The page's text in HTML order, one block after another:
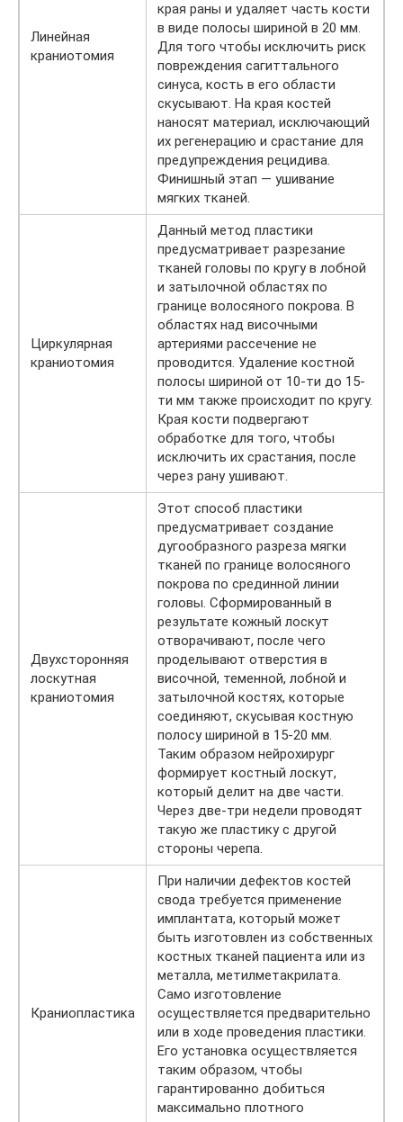
Линейная
краниотомия
края раны и удаляет часть кости
в виде полосы шириной в 20 мм.
Для того чтобы исключить риск
повреждения сагиттального
синуса, кость в его области
скусывают. На края костей
наносят материал, исключающий
их регенерацию и срастание для
предупреждения рецидива.
Финишный этап — ушивание
мягких тканей.
Циркулярная
краниотомия
Данный метод пластики
предусматривает разрезание
тканей головы по кругу в лобной
и затылочной областях по
границе волосяного покрова. В
областях над височными
артериями рассечение не
проводится. Удаление костной
полосы шириной от 10-ти до 15-
ти мм также происходит по кругу.
Края кости подвергают
обработке для того, чтобы
исключить их срастания, после
через рану ушивают.
Двухсторонняя
лоскутная
краниотомия
Этот способ пластики
предусматривает создание
дугообразного разреза мягки
тканей по границе волосяного
покрова по срединной линии
головы. Сформированный в
результате кожный лоскут
отворачивают, после чего
проделывают отверстия в
височной, теменной, лобной и
затылочной костях, которые
соединяют, скусывая костную
полосу шириной в 15-20 мм.
Таким образом нейрохирург
формирует костный лоскут,
который делит на две части.
Через две-три недели проводят
такую же пластику с другой
стороны черепа.
Краниопластика
При наличии дефектов костей
свода требуется применение
имплантата, который может
быть изготовлен из собственных
костных тканей пациента или из
металла, метилметакрилата.
Само изготовление
осуществляется предварительно
или в ходе проведения пластики.
Его установка осуществляется
таким образом, чтобы
гарантированно добиться
максимально плотного